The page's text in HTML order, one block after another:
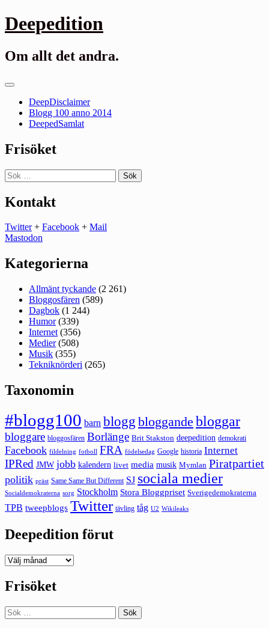
Gå
till
Deepedition
Om allt det andra.
Primär
DeepDisclaimer
Blogg 100 anno 2014
DeepedSamlat
Frisöket
Sök
efter:
Kontakt
Twitter+ Facebook + Mail
Mastodon
Kategorierna
Allmänt tyckande (2 261)
Bloggosfären (589)
Dagbok (1 244)
Humor(339)
Internet (356)
Medier(508)
Musik (355)
Tekniknörderi (265)
Taxonomin
#blogg100 barn blogg bloggande bloggar
bloggare bloggosfären Borlänge Brit Stakston deepedition demokrati
Facebook fildelning fotboll FRA födelsedag Google historia Internet
IPRed JMW jobb kalendern livet media musik Mymlan Piratpartiet
politik präst Same Same But Different SJ sociala medier
Socialdemokraterna sorg Stockholm Stora Bloggpriset Sverigedemokraterna
TPB tweepblogs Twitter tävling tåg U2 Wikileaks
Deepedition förut
Deepedition
Frisöket
Sök
efter: